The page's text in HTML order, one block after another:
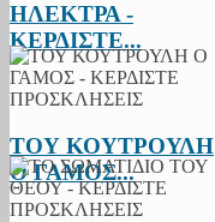
ΗΛΕΚΤΡΑ -
ΚΕΡΔΙΣΤΕ...
ΤΟΥ ΚΟΥΤΡΟΥΛΗ
Ο ΓΑΜΟΣ...